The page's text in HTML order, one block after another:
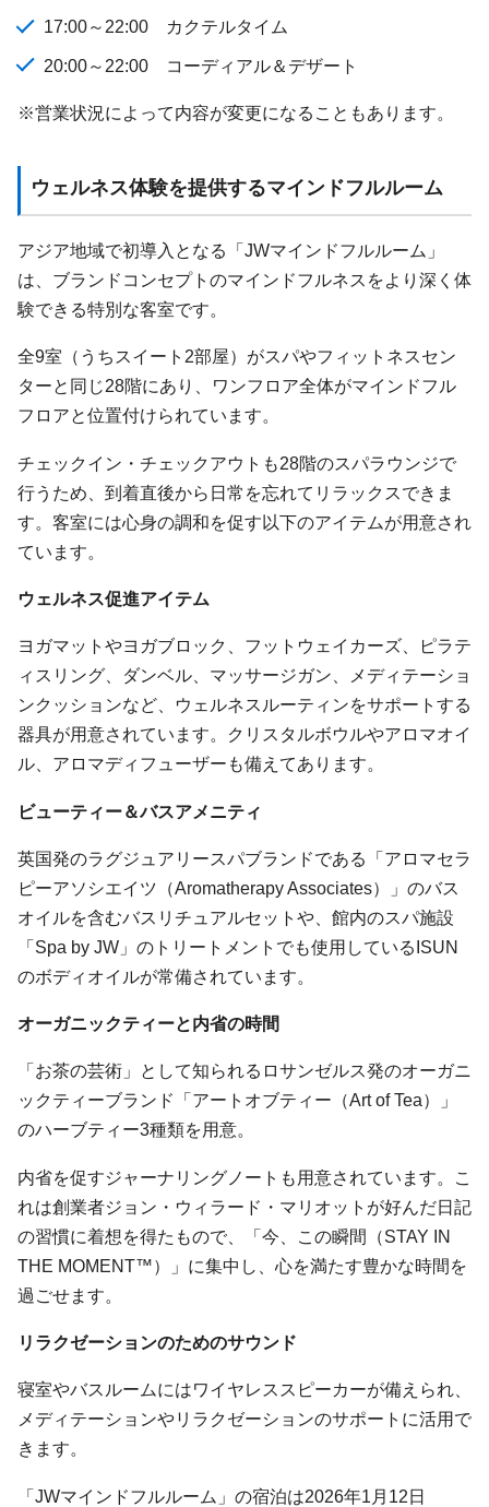
17:00～22:00 カクテルタイム
20:00～22:00 コーディアル＆デザート
※営業状況によって内容が変更になることもあります。
ウェルネス体験を提供するマインドフルルーム
アジア地域で初導入となる「JWマインドフルルーム」
は、ブランドコンセプトのマインドフルネスをより深く体
験できる特別な客室です。
全9室（うちスイート2部屋）がスパやフィットネスセン
ターと同じ28階にあり、ワンフロア全体がマインドフル
フロアと位置付けられています。
チェックイン・チェックアウトも28階のスパラウンジで
行うため、到着直後から日常を忘れてリラックスできま
す。客室には心身の調和を促す以下のアイテムが用意され
ています。
ウェルネス促進アイテム
ヨガマットやヨガブロック、フットウェイカーズ、ピラテ
ィスリング、ダンベル、マッサージガン、メディテーショ
ンクッションなど、ウェルネスルーティンをサポートする
器具が用意されています。クリスタルボウルやアロマオイ
ル、アロマディフューザーも備えてあります。
ビューティー＆バスアメニティ
英国発のラグジュアリースパブランドである「アロマセラ
ピーアソシエイツ（Aromatherapy Associates）」のバス
オイルを含むバスリチュアルセットや、館内のスパ施設
「Spa by JW」のトリートメントでも使用しているISUN
のボディオイルが常備されています。
オーガニックティーと内省の時間
「お茶の芸術」として知られるロサンゼルス発のオーガニ
ックティーブランド「アートオブティー（Art of Tea）」
のハーブティー3種類を用意。
内省を促すジャーナリングノートも用意されています。こ
れは創業者ジョン・ウィラード・マリオットが好んだ日記
の習慣に着想を得たもので、「今、この瞬間（STAY IN
THE MOMENT™）」に集中し、心を満たす豊かな時間を
過ごせます。
リラクゼーションのためのサウンド
寝室やバスルームにはワイヤレススピーカーが備えられ、
メディテーションやリラクゼーションのサポートに活用で
きます。
「JWマインドフルルーム」の宿泊は2026年1月12日